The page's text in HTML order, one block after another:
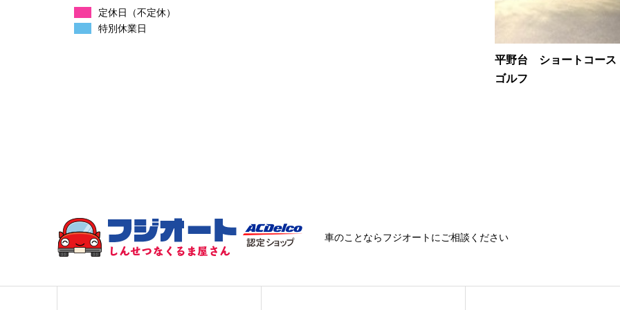
平野台 ショートコー
ゴルフ
定休日（不定休）
特別休業日
車のことならフジオートにご相談ください